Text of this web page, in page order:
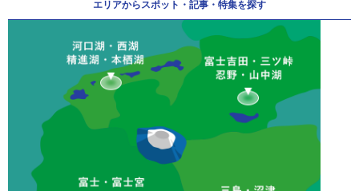
エリアからスポット・記事・特集を探す